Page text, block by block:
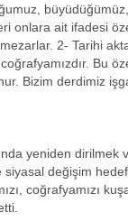
onlara ait ifadesi
2- Tarihi
Bu
Bizim derdimiz
yeniden dirilmek
değişim
coğrafyamızı